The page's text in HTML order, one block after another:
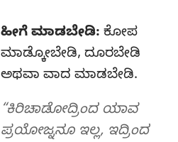
ಹೀಗೆ ಮಾಡಬೇಡಿ: ಕೋಪ
ಮಾಡ್ಕೋಬೇಡಿ, ದೂರಬೇಡಿ
ಅಥವಾ ವಾದ ಮಾಡಬೇಡಿ.
“ಕಿರಿಚಾಡೋದ್ರಿಂದ ಯಾವ
ಪ್ರಯೋಜ್ನನೂ ಇಲ್ಲ, ಇದ್ರಿಂದ